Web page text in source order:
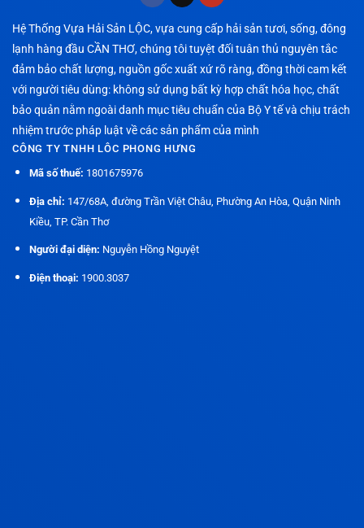
Hệ Thống Vựa Hải Sản LỘC, vựa cung cấp hải sản tươi, sống, đông
lạnh hàng đầu CẦN THƠ, chúng tôi tuyệt đối tuân thủ nguyên tắc
đảm bảo chất lượng, nguồn gốc xuất xứ rõ ràng, đồng thời cam kết
với người tiêu dùng: không sử dụng bất kỳ hợp chất hóa học, chất
bảo quản nằm ngoài danh mục tiêu chuẩn của Bộ Y tế và chịu trách
nhiệm trước pháp luật về các sản phẩm của mình
CÔNG TY TNHH LÔC PHONG HƯNG
Mã số thuế: 1801675976
Địa chỉ: 147/68A, đường Trần Việt Châu, Phường An Hòa, Quận Ninh
Kiều, TP. Cần Thơ
Người đại diện: Nguyễn Hồng Nguyệt
Điện thoại: 1900.3037